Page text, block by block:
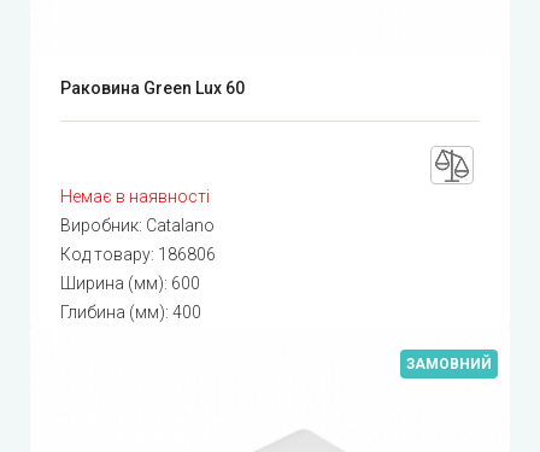
Раковина Green Lux 60
Немає в наявності
Виробник: Catalano
Код товару: 186806
Ширина (мм): 600
Глибина (мм): 400
ЗАМОВНИЙ